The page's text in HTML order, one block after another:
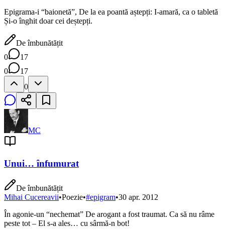
Epigrama-i “baionetă”, De la ea poantă aștepți: I-amară, ca o tabletă
Și-o înghit doar cei deștepți.
De îmbunătățit
0
17
0
17
0
MC
Unui… înfumurat
De îmbunătățit
Mihai Cucereavii•Poezie•#epigram•30 apr. 2012
În agonie-un “nechemat” De arogant a fost traumat. Ca să nu râme
peste tot – El s-a ales… cu sârmă-n bot!